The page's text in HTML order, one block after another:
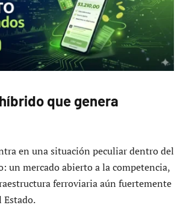
que genera
en una situación peculiar dentro del
un mercado abierto a la competencia,
ferroviaria aún fuertemente